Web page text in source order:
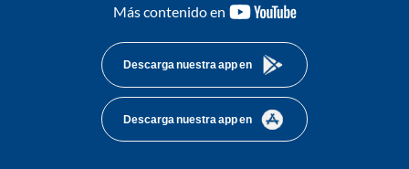
Más contenido en
youtube-
Descarga nuestra app en
Descarga nuestra app en